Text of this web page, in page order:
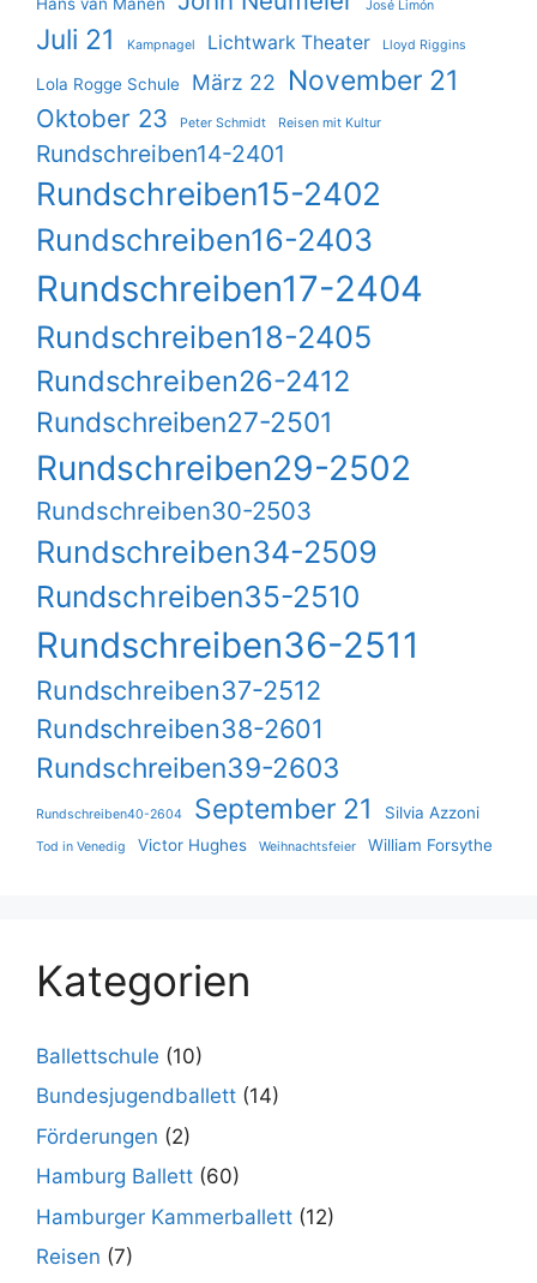
José Limón
Juli 21 Kampnagel Lichtwark Theater Lloyd Riggins
Lola Rogge Schule März 22 November 21
Oktober 23 Peter Schmidt Reisen mit Kultur
Rundschreiben14-2401
Rundschreiben15-2402
Rundschreiben16-2403
Rundschreiben17-2404
Rundschreiben18-2405
Rundschreiben26-2412
Rundschreiben27-2501
Rundschreiben29-2502
Rundschreiben30-2503
Rundschreiben34-2509
Rundschreiben35-2510
Rundschreiben36-2511
Rundschreiben37-2512
Rundschreiben38-2601
Rundschreiben39-2603
Rundschreiben40-2604 September 21 Silvia Azzoni
Tod in Venedig Victor Hughes Weihnachtsfeier William Forsythe
Kategorien
Ballettschule (10)
Bundesjugendballett (14)
Förderungen (2)
Hamburg Ballett (60)
Hamburger Kammerballett (12)
Reisen (7)